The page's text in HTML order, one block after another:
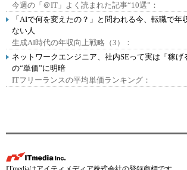
今週の「＠IT」よく読まれた記事“10選”：
「AIで何を変えたの？」と問われる今、転職で年
ない人
生成AI時代の年収向上戦略（3）：
ネットワークエンジニア、社内SEって実は「稼
の“単価”に明暗
ITフリーランスの平均単価ランキング：